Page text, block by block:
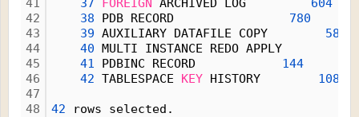
41
42
43
44
45
46
47
48
37
FOREIGN ARCHIVED LOG 604
38 PDB RECORD 780
39 AUXILIARY DATAFILE COPY 584
40 MULTI INSTANCE REDO APPLY
41 PDBINC RECORD 144
42 TABLESPACE KEY HISTORY 108
42 rows selected.